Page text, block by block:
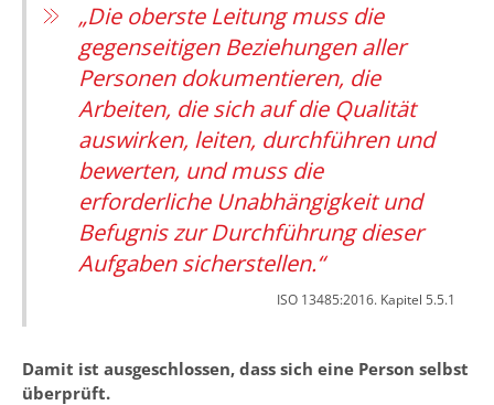
„Die oberste Leitung muss die
gegenseitigen Beziehungen aller
Personen dokumentieren, die
Arbeiten, die sich auf die Qualität
auswirken, leiten, durchführen und
bewerten, und muss die
erforderliche Unabhängigkeit und
Befugnis zur Durchführung dieser
Aufgaben sicherstellen.“
ISO 13485:2016. Kapitel 5.5.1
Damit ist ausgeschlossen, dass sich eine Person selbst
überprüft.